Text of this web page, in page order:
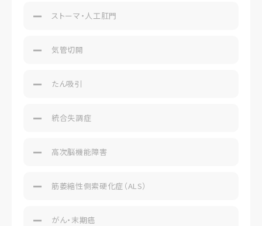
ストーマ・人工肛門
気管切開
たん吸引
統合失調症
高次脳機能障害
筋萎縮性側索硬化症（ALS）
がん・末期癌